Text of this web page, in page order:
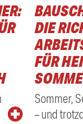
DIE
FÜR
Sommer,
– und